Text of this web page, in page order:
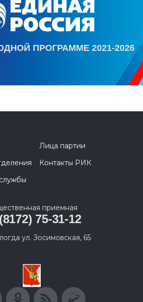
ПРОГРАММЕ 2021-2026
Лица партии
Контакты РИК
приемная
75-31-12
ул. Зосимовская, 65